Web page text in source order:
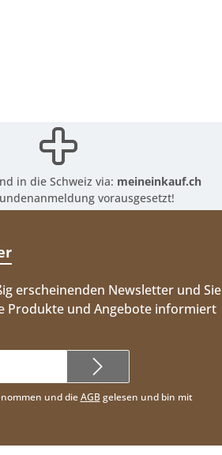
in die Schweiz via: meineinkauf.ch
vorausgesetzt!
erscheinenden Newsletter und Sie
Produkte und Angebote informiert
und dieAGBgelesen und bin mit